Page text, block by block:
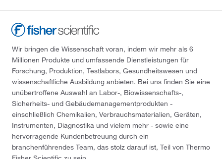
Wir bringen die Wissenschaft voran, indem wir mehr als 6
Millionen Produkte und umfassende Dienstleistungen für
Forschung, Produktion, Testlabors, Gesundheitswesen und
wissenschaftliche Ausbildung anbieten. Bei uns finden Sie eine
unübertroffene Auswahl an Labor-, Biowissenschafts-,
Sicherheits- und Gebäudemanagementprodukten -
einschließlich Chemikalien, Verbrauchsmaterialien, Geräten,
Instrumenten, Diagnostika und vielem mehr - sowie eine
hervorragende Kundenbetreuung durch ein
branchenführendes Team, das stolz darauf ist, Teil von Thermo